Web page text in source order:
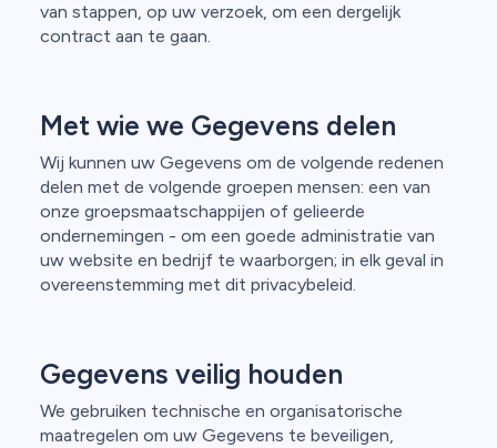
van stappen, op uw verzoek, om een dergelijk
contract aan te gaan.
Met wie we Gegevens delen
Wij kunnen uw Gegevens om de volgende redenen
delen met de volgende groepen mensen: een van
onze groepsmaatschappijen of gelieerde
ondernemingen - om een goede administratie van
uw website en bedrijf te waarborgen; in elk geval in
overeenstemming met dit privacybeleid.
Gegevens veilig houden
We gebruiken technische en organisatorische
maatregelen om uw Gegevens te beveiligen,